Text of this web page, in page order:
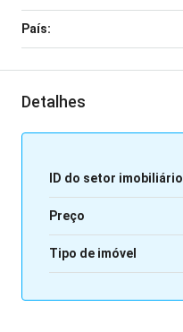
País:
Detalhes
ID do setor imobiliário
Preço
Tipo de imóvel